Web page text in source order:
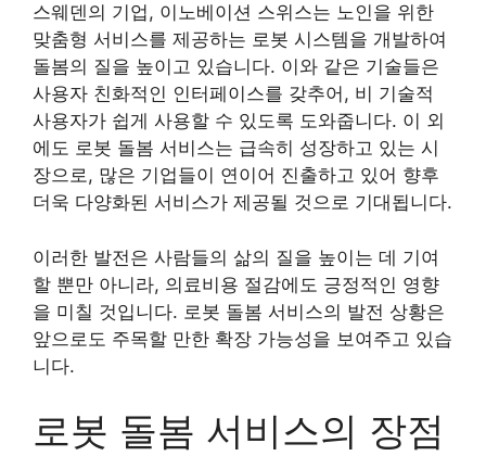
스웨덴의 기업, 이노베이션 스위스는 노인을 위한
맞춤형 서비스를 제공하는 로봇 시스템을 개발하여
돌봄의 질을 높이고 있습니다. 이와 같은 기술들은
사용자 친화적인 인터페이스를 갖추어, 비 기술적
사용자가 쉽게 사용할 수 있도록 도와줍니다. 이 외
에도 로봇 돌봄 서비스는 급속히 성장하고 있는 시
장으로, 많은 기업들이 연이어 진출하고 있어 향후
더욱 다양화된 서비스가 제공될 것으로 기대됩니다.
이러한 발전은 사람들의 삶의 질을 높이는 데 기여
할 뿐만 아니라, 의료비용 절감에도 긍정적인 영향
을 미칠 것입니다. 로봇 돌봄 서비스의 발전 상황은
앞으로도 주목할 만한 확장 가능성을 보여주고 있습
니다.
로봇 돌봄 서비스의 장점